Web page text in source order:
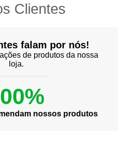
Clientes
falam por nós!
de produtos da nossa
loja.
nossos produtos